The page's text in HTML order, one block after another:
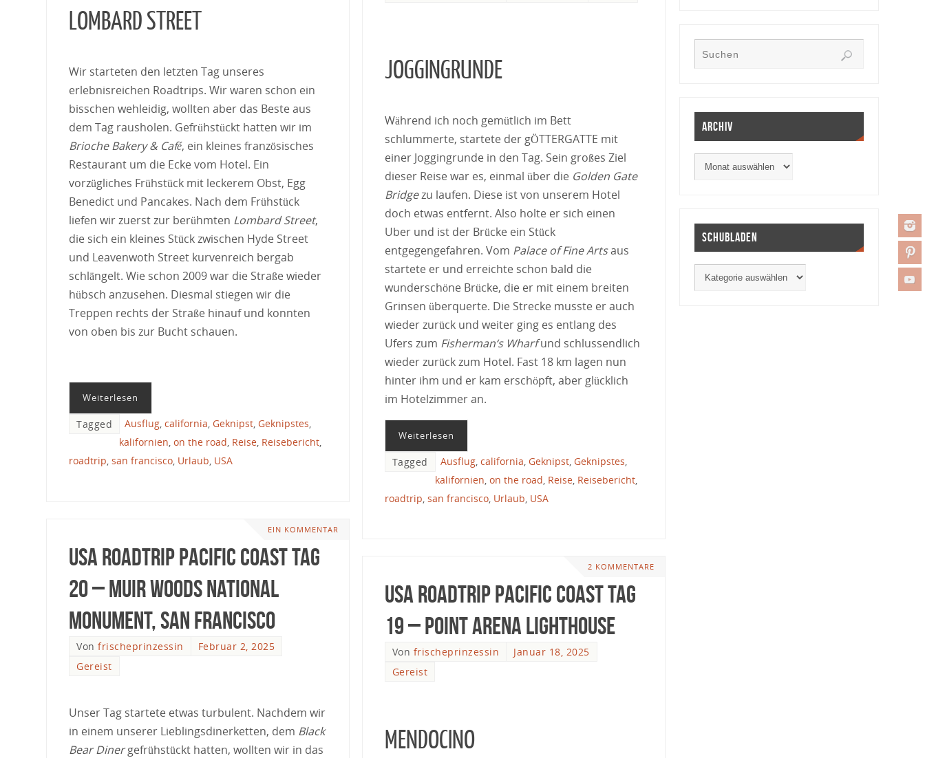
LOMBARD STREET
Wir starteten den letzten Tag unseres
erlebnisreichen Roadtrips. Wir waren schon ein
bisschen wehleidig, wollten aber das Beste aus
dem Tag rausholen. Gefrühstückt hatten wir im
Brioche Bakery & Café, ein kleines französisches
Restaurant um die Ecke vom Hotel. Ein
vorzügliches Frühstück mit leckerem Obst, Egg
Benedict und Pancakes. Nach dem Frühstück
liefen wir zuerst zur berühmten Lombard Street,
die sich ein kleines Stück zwischen Hyde Street
und Leavenwoth Street kurvenreich bergab
schlängelt. Wie schon 2009 war die Straße wieder
hübsch anzusehen. Diesmal stiegen wir die
Treppen rechts der Straße hinauf und konnten
von oben bis zur Bucht schauen.
Weiterlesen
Tagged Ausflug, california, Geknipst, Geknipstes,
kalifornien, on the road, Reise, Reisebericht,
roadtrip, san francisco, Urlaub, USA
JOGGINGRUNDE
Während ich noch gemütlich im Bett
schlummerte, startete der gÖTTERGATTE mit
einer Joggingrunde in den Tag. Sein großes Ziel
dieser Reise war es, einmal über die Golden Gate
Bridgezu laufen. Diese ist von unserem Hotel
doch etwas entfernt. Also holte er sich einen
Uber und ist der Brücke ein Stück
entgegengefahren. Vom Palace of Fine Artsaus
startete er und erreichte schon bald die
wunderschöne Brücke, die er mit einem breiten
Grinsen überquerte. Die Strecke musste er auch
wieder zurück und weiter ging es entlang des
Ufers zum Fisherman‘s Wharfund schlussendlich
wieder zurück zum Hotel. Fast 18 km lagen nun
hinter ihm und er kam erschöpft, aber glücklich
im Hotelzimmer an.
Weiterlesen
Tagged Ausflug, california Geknipst, Geknipstes
kalifornien on the road Reise, Reisebericht,
roadtrip san francisco, Urlaub USA
EIN KOMMENTAR
USA Roadtrip Pacific Coast Tag
20 – Muir Woods National
Monument, San Francisco
Von frischeprinzessin
Februar 2, 2025
Gereist
Unser Tag startete etwas turbulent. Nachdem wir
in einem unserer Lieblingsdinerketten, dem Black
Bear Dinergefrühstückt hatten, wollten wir in das
2 KOMMENTARE
USA Roadtrip Pacific Coast Tag
19 – Point Arena Lighthouse
Von frischeprinzessin
Januar 18, 2025
Gereist
MENDOCINO
Archiv
Schubladen